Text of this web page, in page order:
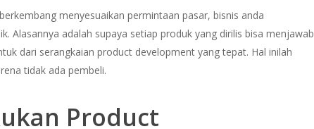
menyesuaikan permintaan pasar, bisnis anda
Alasannya adalah supaya setiap produk yang dirilis bisa menjawab
dari serangkaian product development yang tepat. Hal inilah
tidak ada pembeli.
Product